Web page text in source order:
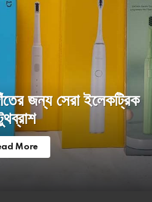
জন্য সেরা ইলেকট্রিক
More